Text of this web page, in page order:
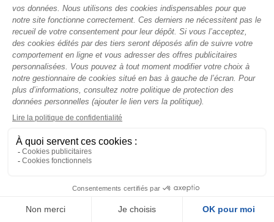
SPLCHIPIER transports•Corbas
(69960)
CDI
Débutant
Publié il y a 1 semaine
AFFRÉTEUR
NATIONAL/INTERNATIONAL
France (68390)